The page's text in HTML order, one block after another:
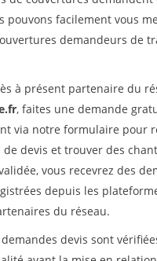
pouvons facilement vous
demandeurs de
à présent partenaire du
, faites une demande
via notre formulaire pour
de devis et trouver des
vous recevrez des
depuis les
du réseau.
devis sont